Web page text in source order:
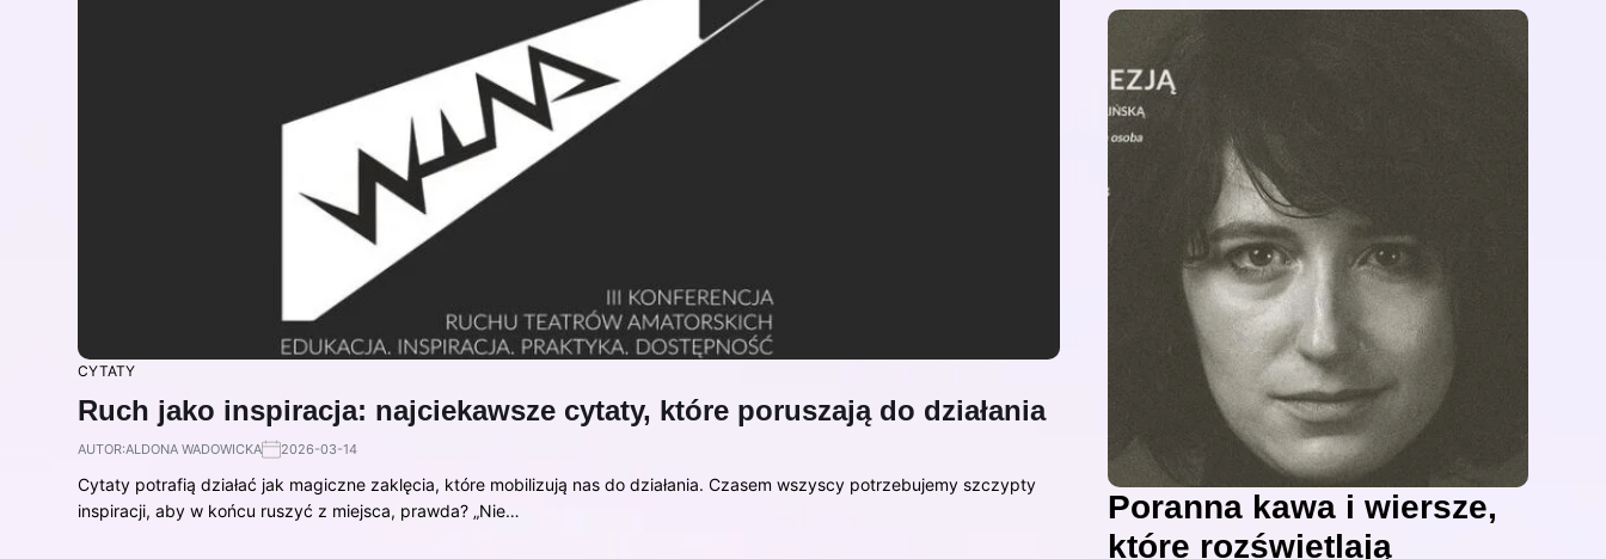
CYTATY
Ruch jako inspiracja: najciekawsze cytaty, które poruszają do działania
AUTOR:ALDONA WADOWICKA 2026-03-14
Cytaty potrafią działać jak magiczne zaklęcia, które mobilizują nas do działania. Czasem wszyscy potrzebujemy szczypty
inspiracji, aby w końcu ruszyć z miejsca, prawda? „Nie…
Poranna kawa i wiersze,
które rozświetlają